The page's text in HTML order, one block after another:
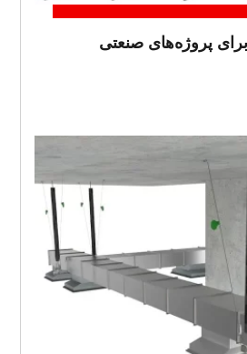
پروژه‌های صنعتی